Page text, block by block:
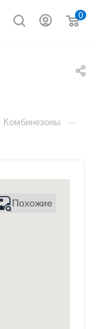
0
Комбинезоны —
Похожие